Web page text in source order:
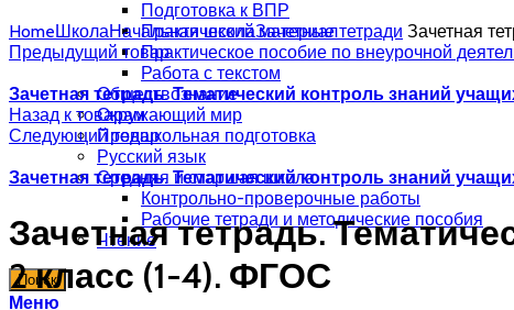
Подготовка к ВПР
Практический материал
Практическое пособие по внеурочной
Работа с текстом
Обществознание
Окружающий мир
Предшкольная подготовка
Русский язык
Средняя и старшая школа
Контрольно-проверочные работы
Рабочие тетради и методические пособия
Чтение
Поиск
Меню
HomeШколаНачальная школаЗачетные тетради Зачетная
Предыдущий товар
Зачетная тетрадь. Тематический контроль знаний
Назад к товарам
Следующий товар
Зачетная тетрадь. Тематический контроль знаний
Зачетная тетрадь.
2 класс (1-4). ФГОС